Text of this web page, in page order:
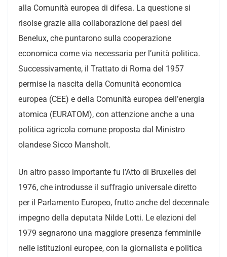
alla Comunità europea di difesa. La questione si
risolse grazie alla collaborazione dei paesi del
Benelux, che puntarono sulla cooperazione
economica come via necessaria per l’unità politica.
Successivamente, il Trattato di Roma del 1957
permise la nascita della Comunità economica
europea (CEE) e della Comunità europea dell’energia
atomica (EURATOM), con attenzione anche a una
politica agricola comune proposta dal Ministro
olandese Sicco Mansholt.
Un altro passo importante fu l’Atto di Bruxelles del
1976, che introdusse il suffragio universale diretto
per il Parlamento Europeo, frutto anche del decennale
impegno della deputata Nilde Lotti. Le elezioni del
1979 segnarono una maggiore presenza femminile
nelle istituzioni europee, con la giornalista e politica